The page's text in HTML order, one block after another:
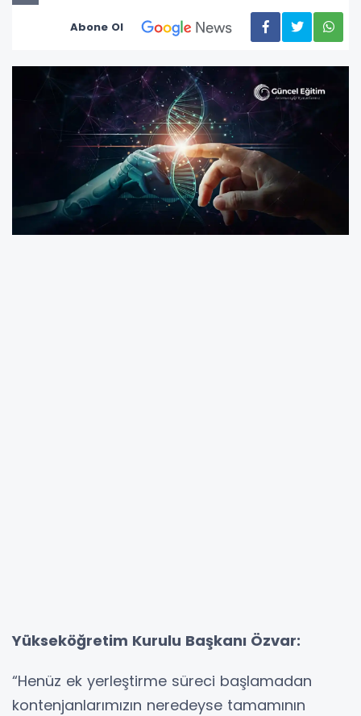
Abone Ol
Yükseköğretim Kurulu Başkanı Özvar:
“Henüz ek yerleştirme süreci başlamadan
kontenjanlarımızın neredeyse tamamının